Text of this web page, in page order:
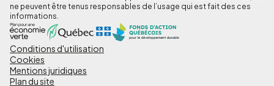
ne peuvent être tenus responsables de l’usage qui est fait des ces
informations.
Pied
de
Conditions d'utilisation
Cookies
Mentions juridiques
Plan du site